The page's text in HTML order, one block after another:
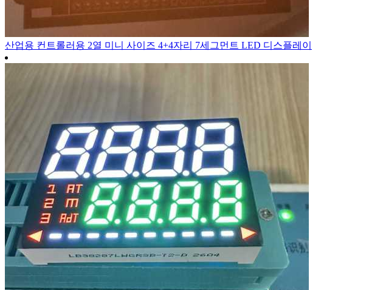
산업용 컨트롤러용 2열 미니 사이즈 4+4자리 7세그먼트 LED 디스플레이